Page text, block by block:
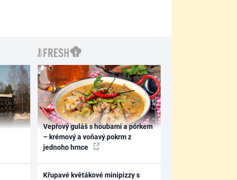
Vepřový guláš s houbami a pórkem
– krémový a voňavý pokrm z
jednoho hrnce
Křupavé květákové minipizzy s